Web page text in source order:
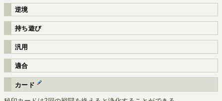
逆境
持ち遊び
汎用
適合
カード